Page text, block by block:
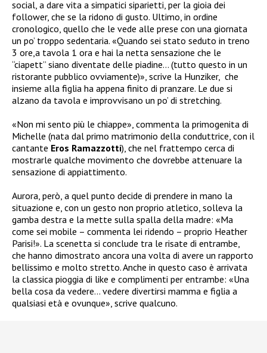
social, a dare vita a simpatici siparietti, per la gioia dei
follower, che se la ridono di gusto. Ultimo, in ordine
cronologico, quello che le vede alle prese con una giornata
un po’ troppo sedentaria. «Quando sei stato seduto in treno
3 ore,a tavola 1 ora e hai la netta sensazione che le
“ciapett” siano diventate delle piadine… (tutto questo in un
ristorante pubblico ovviamente)», scrive la Hunziker, che
insieme alla figlia ha appena finito di pranzare. Le due si
alzano da tavola e improvvisano un po’ di stretching.
«Non mi sento più le chiappe», commenta la primogenita di
Michelle (nata dal primo matrimonio della conduttrice, con il
cantante Eros Ramazzotti), che nel frattempo cerca di
mostrarle qualche movimento che dovrebbe attenuare la
sensazione di appiattimento.
Aurora, però, a quel punto decide di prendere in mano la
situazione e, con un gesto non proprio atletico, solleva la
gamba destra e la mette sulla spalla della madre: «Ma
come sei mobile – commenta lei ridendo – proprio Heather
Parisi!». La scenetta si conclude tra le risate di entrambe,
che hanno dimostrato ancora una volta di avere un rapporto
bellissimo e molto stretto. Anche in questo caso è arrivata
la classica pioggia di like e complimenti per entrambe: «Una
bella cosa da vedere… vedere divertirsi mamma e figlia a
qualsiasi età e ovunque», scrive qualcuno.